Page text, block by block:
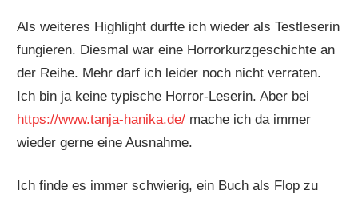
Als weiteres Highlight durfte ich wieder als Testleserin
fungieren. Diesmal war eine Horrorkurzgeschichte an
der Reihe. Mehr darf ich leider noch nicht verraten.
Ich bin ja keine typische Horror-Leserin. Aber bei
https://www.tanja-hanika.de/ mache ich da immer
wieder gerne eine Ausnahme.
Ich finde es immer schwierig, ein Buch als Flop zu